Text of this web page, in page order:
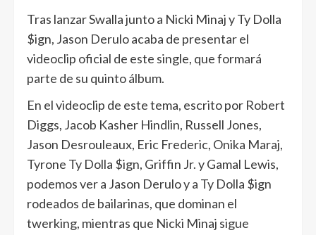
Tras lanzar Swalla junto a Nicki Minaj y Ty Dolla
$ign, Jason Derulo acaba de presentar el
videoclip oficial de este single, que formará
parte de su quinto álbum.
En el videoclip de este tema, escrito por Robert
Diggs, Jacob Kasher Hindlin, Russell Jones,
Jason Desrouleaux, Eric Frederic, Onika Maraj,
Tyrone Ty Dolla $ign, Griffin Jr. y Gamal Lewis,
podemos ver a Jason Derulo y a Ty Dolla $ign
rodeados de bailarinas, que dominan el
twerking, mientras que Nicki Minaj sigue